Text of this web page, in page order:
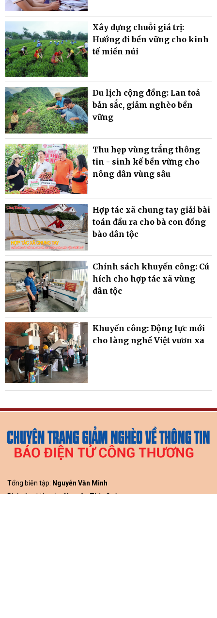
Xây dựng chuỗi giá trị:
Hướng đi bền vững cho kinh
tế miền núi
Du lịch cộng đồng: Lan toả
bản sắc, giảm nghèo bền
vững
Thu hẹp vùng trắng thông
tin - sinh kế bền vững cho
nông dân vùng sâu
Hợp tác xã chung tay giải bài
toán đầu ra cho bà con đồng
bào dân tộc
Chính sách khuyến công: Cú
hích cho hợp tác xã vùng
dân tộc
Khuyến công: Động lực mới
cho làng nghề Việt vươn xa
Tổng biên tập: Nguyễn Văn Minh
Phó tổng biên tập:Nguyễn Tiến Cường